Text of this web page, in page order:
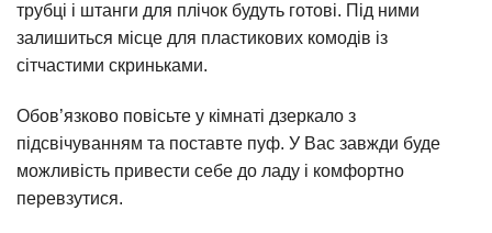
трубці і штанги для плічок будуть готові. Під ними
залишиться місце для пластикових комодів із
сітчастими скриньками.
Обов’язково повісьте у кімнаті дзеркало з
підсвічуванням та поставте пуф. У Вас завжди буде
можливість привести себе до ладу і комфортно
перевзутися.